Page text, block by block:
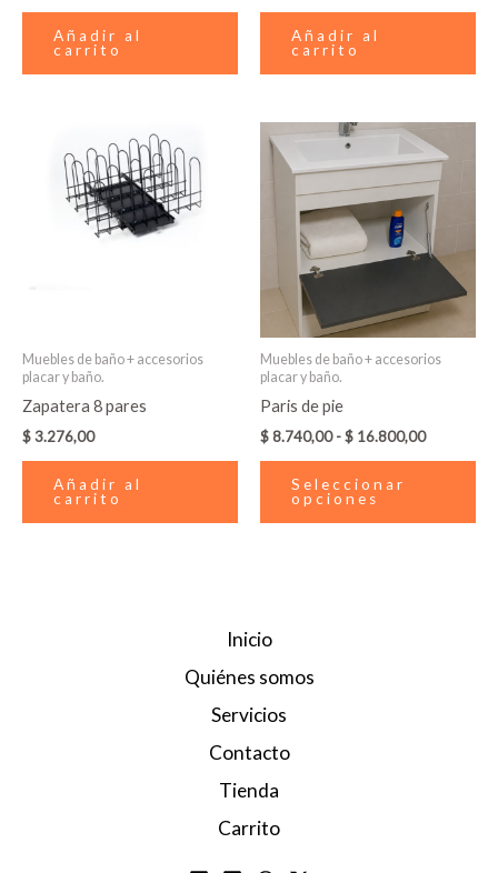
Añadir al
carrito
Añadir al
carrito
Muebles de baño + accesorios
placar y baño.
Zapatera 8 pares
$3.276,00
Añadir al
carrito
Muebles de baño + accesorios
placar y baño.
Paris de pie
$8.740,00 -$ 16.800,00
de
precios:
desde
$ 8.740,00
hasta
$
Seleccionar
opciones
Inicio
Quiénes somos
Servicios
Contacto
Tienda
Carrito